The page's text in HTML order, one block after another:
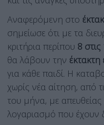
Αναφερόμενη στο
σημείωσε ότι με τα
κριτήρια περίπου 8
θα λάβουν την
για κάθε παιδί. Η
χωρίς νέα αίτηση, από
του μήνα, με
λογαριασμό που έχουν